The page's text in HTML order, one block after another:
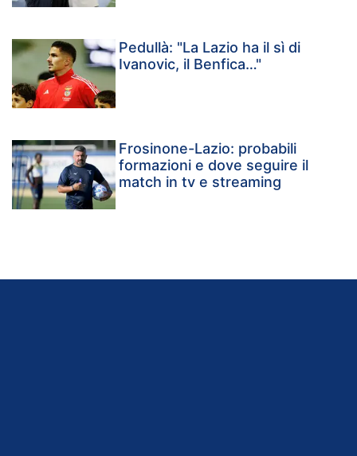
Pedullà: "La Lazio ha il sì di
Ivanovic, il Benfica…"
Frosinone-Lazio: probabili
formazioni e dove seguire il
match in tv e streaming